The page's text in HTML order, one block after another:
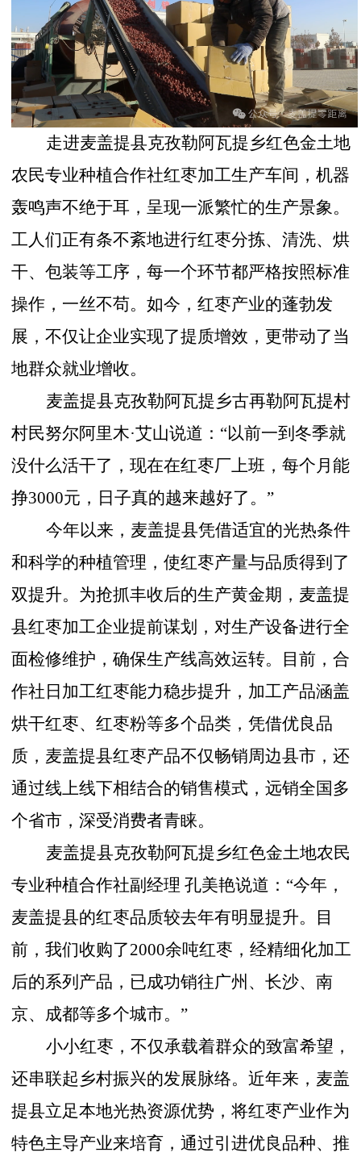
走进麦盖提县克孜勒阿瓦提乡红色金土地
农民专业种植合作社红枣加工生产车间，机器
轰鸣声不绝于耳，呈现一派繁忙的生产景象。
工人们正有条不紊地进行红枣分拣、清洗、烘
干、包装等工序，每一个环节都严格按照标准
操作，一丝不苟。如今，红枣产业的蓬勃发
展，不仅让企业实现了提质增效，更带动了当
地群众就业增收。
麦盖提县克孜勒阿瓦提乡古再勒阿瓦提村
村民努尔阿里木·艾山说道：“以前一到冬季就
没什么活干了，现在在红枣厂上班，每个月能
挣3000元，日子真的越来越好了。”
今年以来，麦盖提县凭借适宜的光热条件
和科学的种植管理，使红枣产量与品质得到了
双提升。为抢抓丰收后的生产黄金期，麦盖提
县红枣加工企业提前谋划，对生产设备进行全
面检修维护，确保生产线高效运转。目前，合
作社日加工红枣能力稳步提升，加工产品涵盖
烘干红枣、红枣粉等多个品类，凭借优良品
质，麦盖提县红枣产品不仅畅销周边县市，还
通过线上线下相结合的销售模式，远销全国多
个省市，深受消费者青睐。
麦盖提县克孜勒阿瓦提乡红色金土地农民
专业种植合作社副经理 孔美艳说道： “今年，
麦盖提县的红枣品质较去年有明显提升。目
前，我们收购了2000余吨红枣，经精细化加工
后的系列产品，已成功销往广州、长沙、南
京、成都等多个城市。”
小小红枣，不仅承载着群众的致富希望，
还串联起乡村振兴的发展脉络。近年来，麦盖
提县立足本地光热资源优势，将红枣产业作为
特色主导产业来培育，通过引进优良品种、推